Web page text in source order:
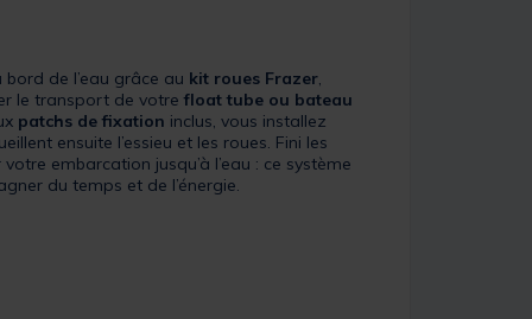
de l’eau grâce au kit roues Frazer,
le transport de votre float tube ou bateau
patchs de fixation inclus, vous installez
ensuite l’essieu et les roues. Fini les
embarcation jusqu’à l’eau : ce système
du temps et de l’énergie.